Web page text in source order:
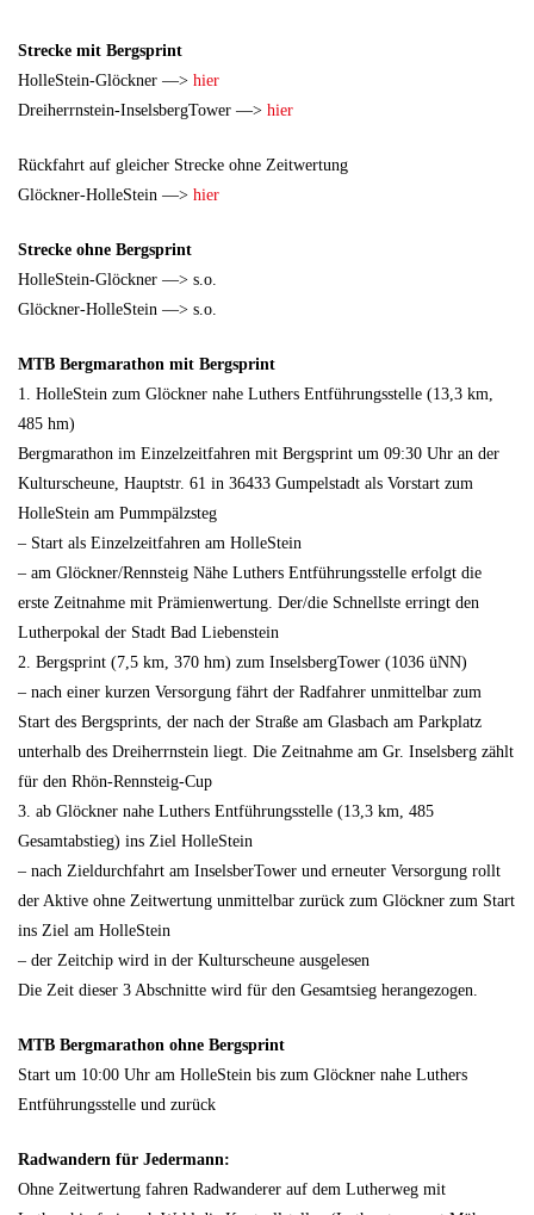
Strecke mit Bergsprint
HolleStein-Glöckner —> hier
Dreiherrnstein-InselsbergTower —> hier
Rückfahrt auf gleicher Strecke ohne Zeitwertung
Glöckner-HolleStein —> hier
Strecke ohne Bergsprint
HolleStein-Glöckner —> s.o.
Glöckner-HolleStein —> s.o.
MTB Bergmarathon mit Bergsprint
1. HolleStein zum Glöckner nahe Luthers Entführungsstelle (13,3 km,
485 hm)
Bergmarathon im Einzelzeitfahren mit Bergsprint um 09:30 Uhr an der
Kulturscheune, Hauptstr. 61 in 36433 Gumpelstadt als Vorstart zum
HolleStein am Pummpälzsteg
– Start als Einzelzeitfahren am HolleStein
– am Glöckner/Rennsteig Nähe Luthers Entführungsstelle erfolgt die
erste Zeitnahme mit Prämienwertung. Der/die Schnellste erringt den
Lutherpokal der Stadt Bad Liebenstein
2. Bergsprint (7,5 km, 370 hm) zum InselsbergTower (1036 üNN)
– nach einer kurzen Versorgung fährt der Radfahrer unmittelbar zum
Start des Bergsprints, der nach der Straße am Glasbach am Parkplatz
unterhalb des Dreiherrnstein liegt. Die Zeitnahme am Gr. Inselsberg zählt
für den Rhön-Rennsteig-Cup
3. ab Glöckner nahe Luthers Entführungsstelle (13,3 km, 485
Gesamtabstieg) ins Ziel HolleStein
– nach Zieldurchfahrt am InselsberTower und erneuter Versorgung rollt
der Aktive ohne Zeitwertung unmittelbar zurück zum Glöckner zum Start
ins Ziel am HolleStein
– der Zeitchip wird in der Kulturscheune ausgelesen
Die Zeit dieser 3 Abschnitte wird für den Gesamtsieg herangezogen.
MTB Bergmarathon ohne Bergsprint
Start um 10:00 Uhr am HolleStein bis zum Glöckner nahe Luthers
Entführungsstelle und zurück
Radwandern für Jedermann:
Ohne Zeitwertung fahren Radwanderer auf dem Lutherweg mit